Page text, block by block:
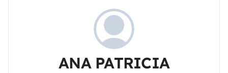
ANA PATRICIA